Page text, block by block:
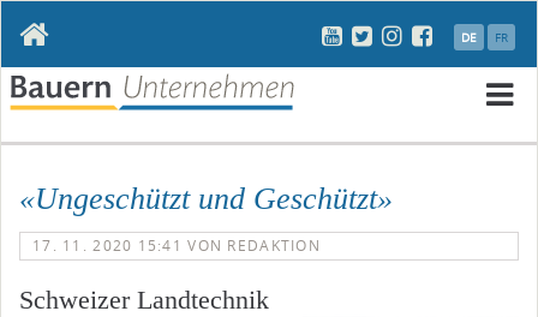
DE FR
«Ungeschützt und Geschützt»
17. 11. 2020 15:41 VON REDAKTION
Schweizer Landtechnik